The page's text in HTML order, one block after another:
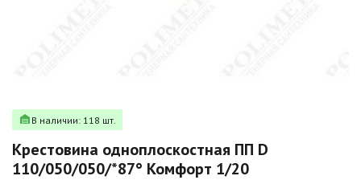
В наличии: 118 шт.
Крестовина одноплоскостная ПП D
110/050/050/*87° Комфорт 1/20